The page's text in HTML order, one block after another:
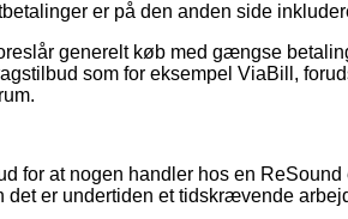
er på den anden side
generelt køb med gængse
som for eksempel ViaBill,
for at nogen handler hos en
det er undertiden et tidskrævende